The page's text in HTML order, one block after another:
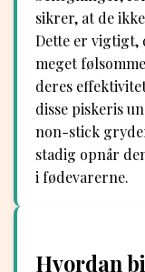
sikrer, at de
Dette er
meget
deres
disse piskeris
non-stick
stadig opnår
i fødevarerne.
Hvordan